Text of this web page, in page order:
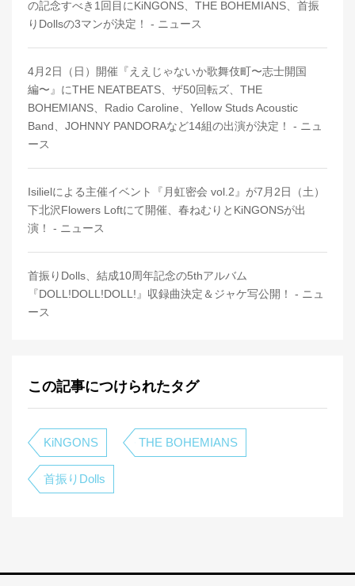
の記念すべき1回目にKiNGONS、THE BOHEMIANS、首振
りDollsの3マンが決定！ - ニュース
4月2日（日）開催『ええじゃないか歌舞伎町〜志士開国
編〜』にTHE NEATBEATS、ザ50回転ズ、THE
BOHEMIANS、Radio Caroline、Yellow Studs Acoustic
Band、JOHNNY PANDORAなど14組の出演が決定！ - ニュ
ース
Isilielによる主催イベント『月虹密会 vol.2』が7月2日（土）
下北沢Flowers Loftにて開催、春ねむりとKiNGONSが出
演！ - ニュース
首振りDolls、結成10周年記念の5thアルバム
『DOLL!DOLL!DOLL!』収録曲決定＆ジャケ写公開！ - ニュ
ース
この記事につけられたタグ
KiNGONS THE BOHEMIANS
首振りDolls